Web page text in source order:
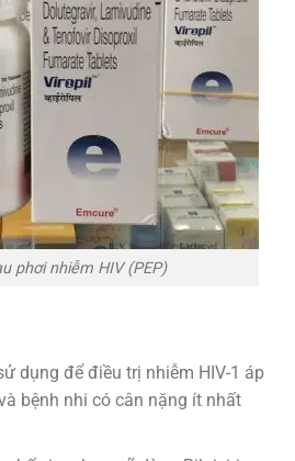
phơi nhiễm HIV (PEP)
dụng để điều trị nhiễm HIV-1 áp
bệnh nhi có cân nặng ít nhất